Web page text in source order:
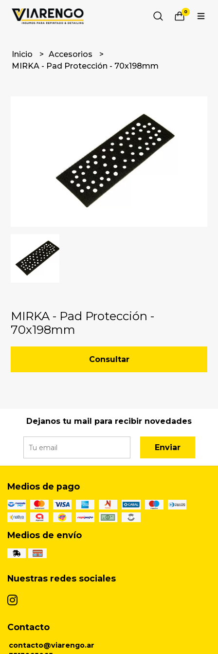
0
Inicio
Accesorios
MIRKA - Pad Protección - 70x198mm
MIRKA - Pad Protección -
70x198mm
Consultar
Dejanos tu mail para recibir novedades
Enviar
Medios de pago
Medios de envío
Nuestras redes sociales
Contacto
contacto@viarengo.ar